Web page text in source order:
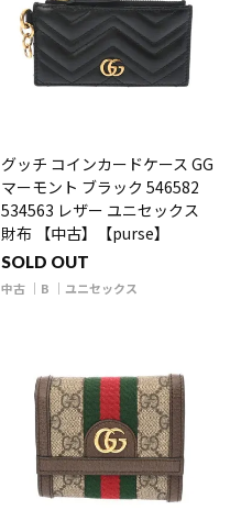
グッチ コインカードケース GG
マーモント ブラック 546582
534563 レザー ユニセックス
財布 【中古】【purse】
SOLD OUT
中古 B ユニセックス